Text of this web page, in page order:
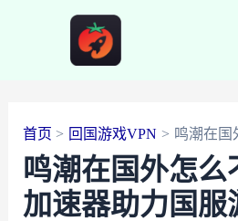
首页 回国游戏VPN 鸣潮在国
鸣潮在国外怎么
加速器助力国服